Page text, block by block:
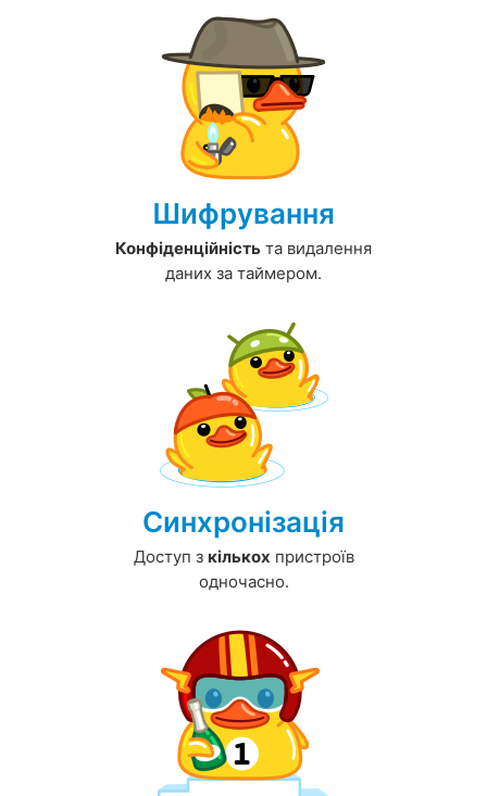
Шифрування
Конфіденційність та видалення
даних за таймером.
Синхронізація
Доступ з кількох пристроїв
одночасно.